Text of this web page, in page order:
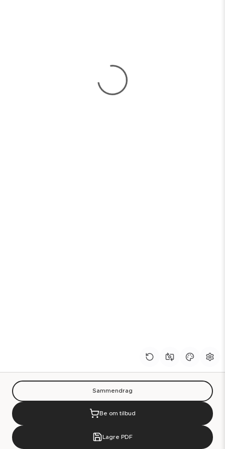
Sammendrag
Be om tilbud
Lagre PDF